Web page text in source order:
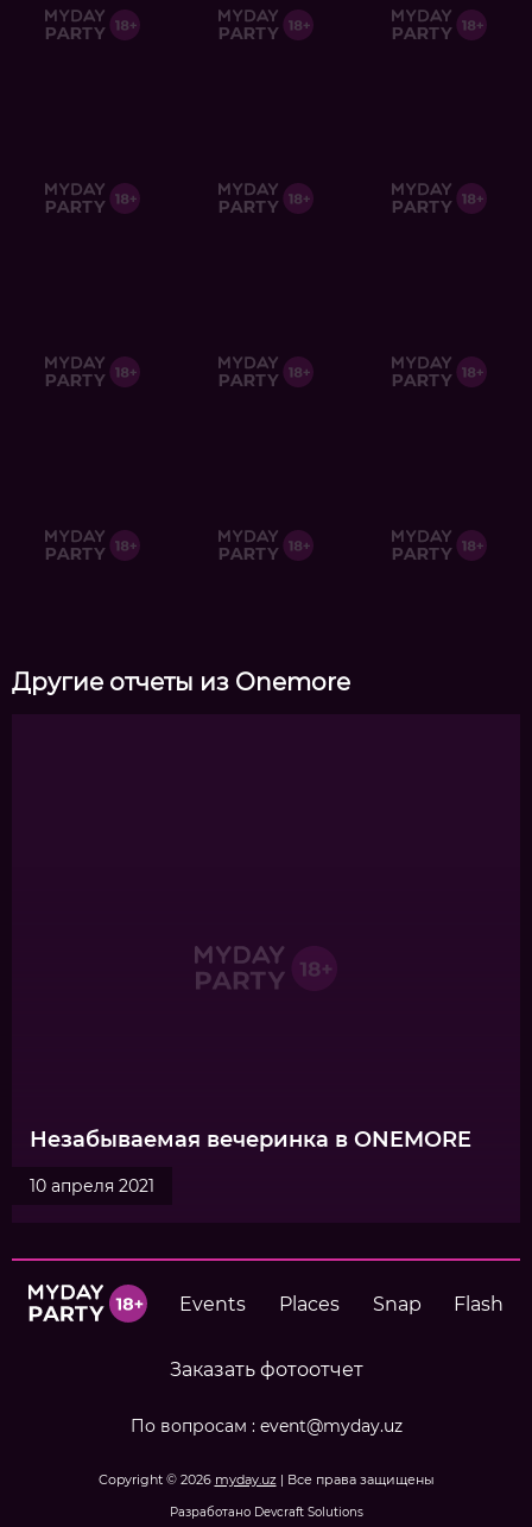
Другие отчеты из Onemore
Незабываемая вечеринка в ONEMORE
10 апреля 2021
Events Places Snap Flash
Заказать фотоотчет
По вопросам : event@myday.uz
Copyright © 2026 myday.uz| Все права защищены
Разработано Devcraft Solutions